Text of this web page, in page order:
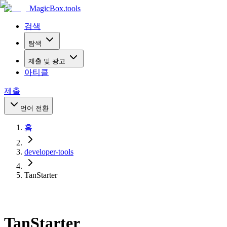
MagicBox.tools
검색
탐색
제출 및 광고
아티클
제출
언어 전환
홈
developer-tools
TanStarter
TanStarter